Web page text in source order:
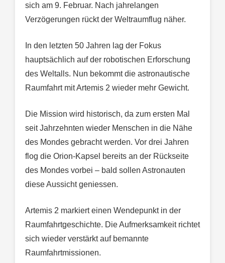
sich am 9. Februar. Nach jahrelangen
Verzögerungen rückt der Weltraumflug näher.
In den letzten 50 Jahren lag der Fokus
hauptsächlich auf der robotischen Erforschung
des Weltalls. Nun bekommt die astronautische
Raumfahrt mit Artemis 2 wieder mehr Gewicht.
Die Mission wird historisch, da zum ersten Mal
seit Jahrzehnten wieder Menschen in die Nähe
des Mondes gebracht werden. Vor drei Jahren
flog die Orion-Kapsel bereits an der Rückseite
des Mondes vorbei – bald sollen Astronauten
diese Aussicht geniessen.
Artemis 2 markiert einen Wendepunkt in der
Raumfahrtgeschichte. Die Aufmerksamkeit richtet
sich wieder verstärkt auf bemannte
Raumfahrtmissionen.